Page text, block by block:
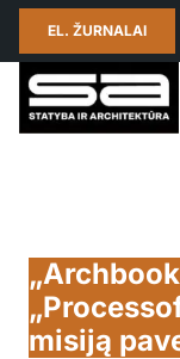
EL. ŽURNALAI
misiją